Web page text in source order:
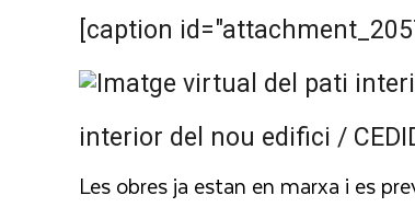
[caption
interior del nou edifici /
Les obres ja estan en marxa i es